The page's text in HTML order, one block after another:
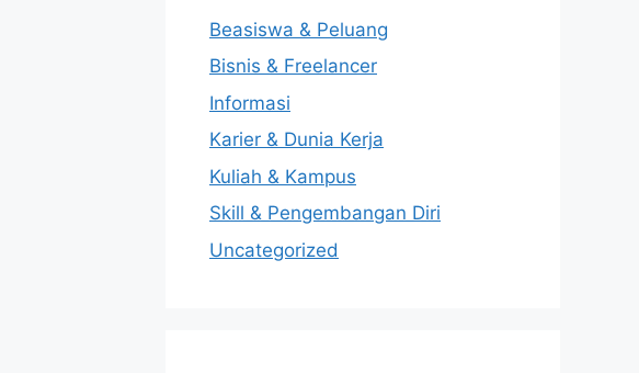
Beasiswa & Peluang
Bisnis & Freelancer
Informasi
Karier & Dunia Kerja
Kuliah & Kampus
Skill & Pengembangan Diri
Uncategorized